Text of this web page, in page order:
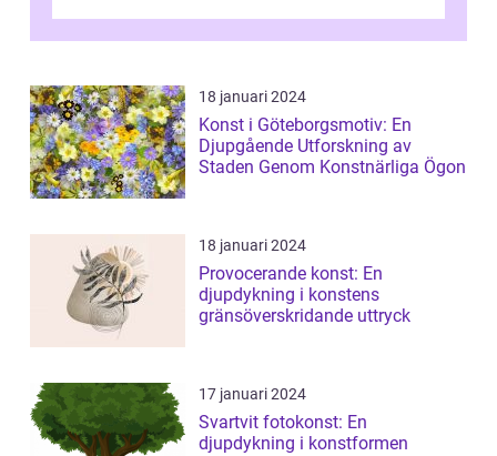
18 januari 2024
Konst i Göteborgsmotiv: En
Djupgående Utforskning av
Staden Genom Konstnärliga Ögon
18 januari 2024
Provocerande konst: En
djupdykning i konstens
gränsöverskridande uttryck
17 januari 2024
Svartvit fotokonst: En
djupdykning i konstformen